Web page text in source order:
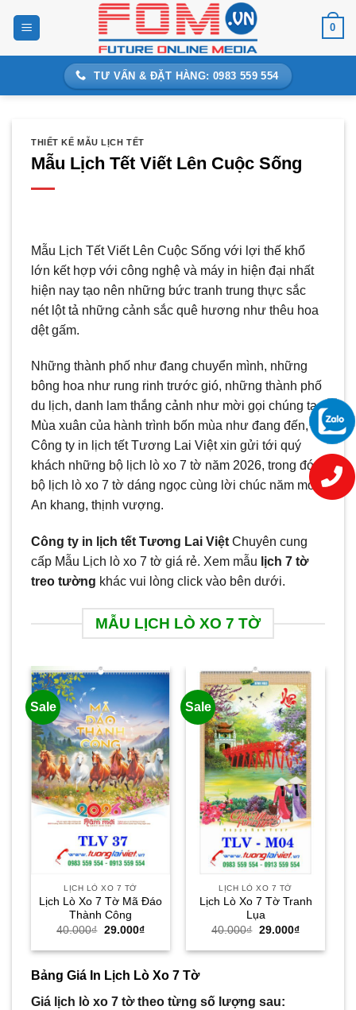
0
TƯ VẤN & ĐẶT HÀNG: 0983 559 554
THIẾT KẾ MẪU LỊCH TẾT
Mẫu Lịch Tết Viết Lên Cuộc Sống
Mẫu Lịch Tết Viết Lên Cuộc Sống với lợi thế khổ
lớn kết hợp với công nghệ và máy in hiện đại nhất
hiện nay tạo nên những bức tranh trung thực sắc
nét lột tả những cảnh sắc quê hương như thêu hoa
dệt gấm.
Những thành phố như đang chuyển mình, những
bông hoa như rung rinh trước gió, những thành phố
du lịch, danh lam thắng cảnh như mời gọi chúng ta.
Mùa xuân của hành trình bốn mùa như đang đến,
Công ty in lịch tết Tương Lai Việt xin gửi tới quý
khách những bộ lịch lò xo 7 tờ năm 2026, trong đó
bộ lịch lò xo 7 tờ dáng ngọc cùng lời chúc năm mới
An khang, thịnh vượng.
Công ty in lịch tết Tương Lai Việt Chuyên cung
cấp Mẫu Lịch lò xo 7 tờ giá rẻ. Xem mẫu lịch 7 tờ
treo tường khác vui lòng click vào bên dưới.
MẪU LỊCH LÒ XO 7 TỜ
Sale
LỊCH LÒ XO 7 TỜ
Lịch Lò Xo 7 Tờ Mã Đáo
Thành Công
40.000₫ Giá
là:
29.000₫Giá
tại
29.000₫.
Sale
LỊCH LÒ XO 7 TỜ
Lịch Lò Xo 7 Tờ Tranh
Lụa
40.000₫ Giá
là:
29.000₫Giá
tại
Bảng Giá In Lịch Lò Xo 7 Tờ
Giá lịch lò xo 7 tờ theo từng số lượng sau: